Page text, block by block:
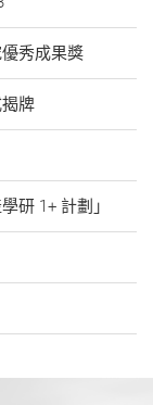
秀成果獎
牌
研 1+ 計劃」